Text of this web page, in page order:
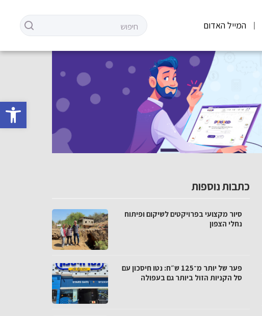
פתח
המייל האדום
כתבות נוספות
סיור מקצועי בפרויקטים לשיקום ופיתוח
נחלי הצפון
פער של יותר מ־125 ש״ח: נטו חיסכון עם
סל הקניות הזול ביותר גם בעפולה